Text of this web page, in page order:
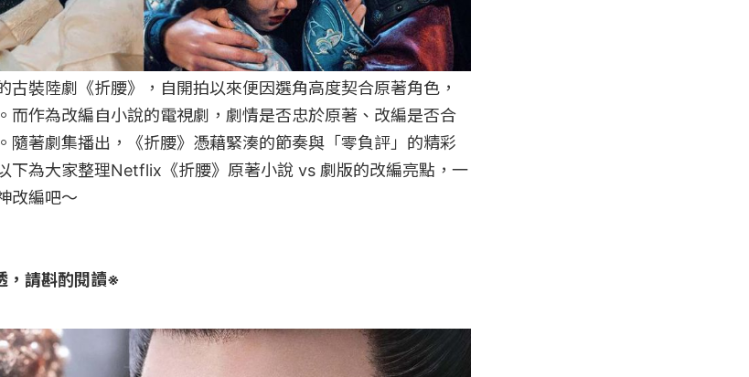
古裝陸劇《折腰》，自開拍以來便因選角高度契合原著角色，
而作為改編自小說的電視劇，劇情是否忠於原著、改編是否合
隨著劇集播出，《折腰》憑藉緊湊的節奏與「零負評」的精彩
下為大家整理Netflix《折腰》原著小說 vs 劇版的改編亮點，一
改編吧～
，請斟酌閱讀※